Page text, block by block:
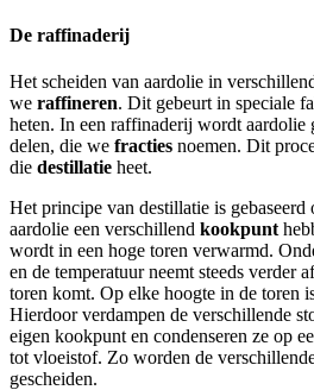
De raffinaderij
Het scheiden van aardolie in
we raffineren. Dit gebeurt in speciale
heten. In een raffinaderij wordt aardolie
delen, die we fracties noemen. Dit
die destillatie heet.
Het principe van destillatie is
aardolie een verschillend kookpunt
wordt in een hoge toren verwarmd.
en de temperatuur neemt steeds verder
toren komt. Op elke hoogte in de toren
Hierdoor verdampen de verschillende
eigen kookpunt en condenseren ze op
tot vloeistof. Zo worden de
gescheiden.